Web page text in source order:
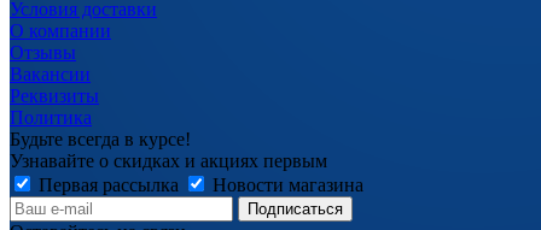
Условия доставки
О компании
Отзывы
Вакансии
Реквизиты
Политика
Будьте всегда в курсе!
Узнавайте о скидках и акциях первым
Первая рассылка
Новости магазина